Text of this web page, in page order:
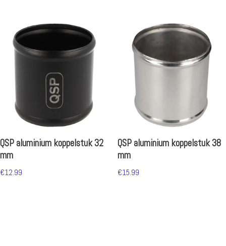
QSP aluminium koppelstuk 32
mm
€12.99
QSP aluminium koppelstuk 38
mm
€15.99